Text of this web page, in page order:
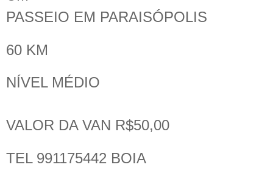
PASSEIO EM PARAISÓPOLIS
60 KM
NÍVEL MÉDIO
VALOR DA VAN R$50,00
TEL 991175442 BOIA